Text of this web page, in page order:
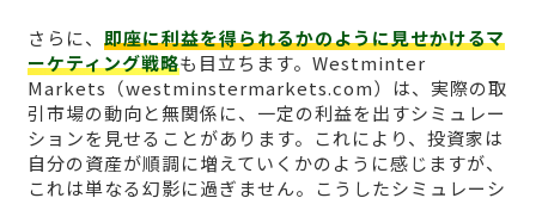
さらに、 即座に利益を得られるかのように見せかけるマ
ーケティング戦略も目立ちます。Westminter
Markets（westminstermarkets.com）は、実際の取
引市場の動向と無関係に、一定の利益を出すシミュレー
ションを見せることがあります。これにより、投資家は
自分の資産が順調に増えていくかのように感じますが、
これは単なる幻影に過ぎません。こうしたシミュレーシ